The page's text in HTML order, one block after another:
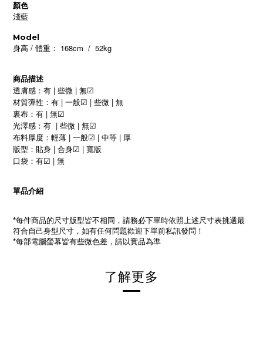
顏色
淺藍
Model
身高 / 體重： 168cm / 52kg
商品描述
透膚感：有 | 些微 | 無☑
材質彈性：有 | 一般☑ | 些微 | 無
裏布：有 | 無☑
光澤感：有 | 些微 | 無☑
布料厚度： 輕薄 | 一般☑ | 中等 | 厚
版型：貼身 | 合身☑ | 寬版
口袋： 有☑ | 無
單品介紹
*每件商品的尺寸版型皆不相同，請務必下單時依照上述尺寸表挑選最
符合自己身型尺寸，如有任何問題歡迎下單前私訊發問！
*每部電腦螢幕皆有些微色差，請以實品為準
了解更多